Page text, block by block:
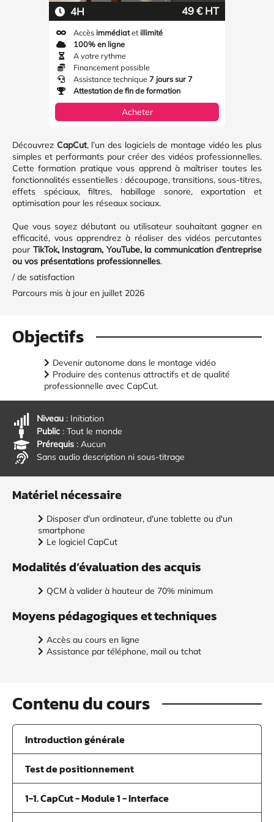
Découvrez CapCut, l’un des logiciels de montage vidéo les plus
simples et performants pour créer des vidéos professionnelles.
Cette formation pratique vous apprend à maîtriser toutes les
fonctionnalités essentielles : découpage, transitions, sous-titres,
effets spéciaux, filtres, habillage sonore, exportation et
optimisation pour les réseaux sociaux.
Que vous soyez débutant ou utilisateur souhaitant gagner en
efficacité, vous apprendrez à réaliser des vidéos percutantes
pour TikTok, Instagram, YouTube, la communication d’entreprise
ou vos présentations professionnelles.
/ de satisfaction
Parcours mis à jour en juillet 2026
4H 49 € HT
Accèsimmédiatetillimité
100% en ligne
A votre rythme
Financement possible
Assistance technique7 jours sur 7
Attestation de fin de formation
Acheter
Objectifs
Devenir autonome dans le montage vidéo
Produire des contenus attractifs et de qualité
professionnelle avec CapCut.
Niveau : Initiation
Public : Tout le monde
Prérequis : Aucun
Sans audio description ni sous-titrage
Matériel nécessaire
Disposer d'un ordinateur, d'une tablette ou d'un
smartphone
Le logiciel CapCut
Modalités d’évaluation des acquis
QCM à valider à hauteur de 70% minimum
Moyens pédagogiques et techniques
Accès au cours en ligne
Assistance par téléphone, mail ou tchat
Contenu du cours
Introduction générale
Test de positionnement
1-1. CapCut - Module 1 - Interface